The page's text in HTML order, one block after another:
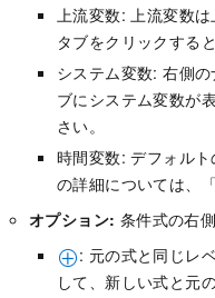
上流変数: 上流変数
タブをクリックすると
システム変数: 右側
ブにシステム変数が
さい。
時間変数: デフォル
の詳細については、「
オプション: 条件式の右
: 元の式と同じレ
して、新しい式と元